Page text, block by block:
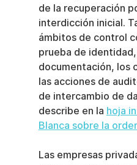
de la recuperación
interdicción inicial.
ámbitos de control
prueba de
documentación, los
las acciones de
de intercambio de
describe en la hoja
Blanca sobre la
Las empresas